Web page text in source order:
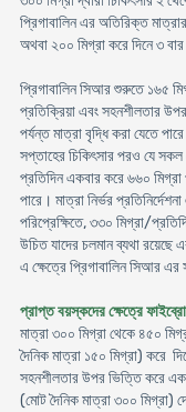
প্রিগাবালিন এর অতিরিক্ত
অথবা ২০০ মিগ্রা করে দিনে ৩
প্রিগাবালিন সিআর শুরুতে ১৬৫
প্রতিক্রিয়া এবং সহনশীলতার
পর্যন্ত মাত্রা বৃদ্ধি করা যেতে
সপ্তাহের চিকিৎসার পরও যে সকল
প্রতিদিন একবার করে ৬৬০ মিগ্রা
পারে। মাত্রা নির্ভর
পরিপ্রেক্ষিতে, ৩৩০ মিগ্রা/
উচিত যাদের চলমান ব্যথা রয়েছে
এ ক্ষেত্রে প্রিগাবালিন সিআর এর
প্রাপ্ত বয়স্কদের ক্ষেত্রে
মাত্রা ৩০০ মিগ্রা থেকে ৪৫০
দৈনিক মাত্রা ১৫০ মিগ্রা) করে
সহনশীলতার উপর ভিত্তি করে এক
(মোট দৈনিক মাত্রা ৩০০ মিগ্রা)